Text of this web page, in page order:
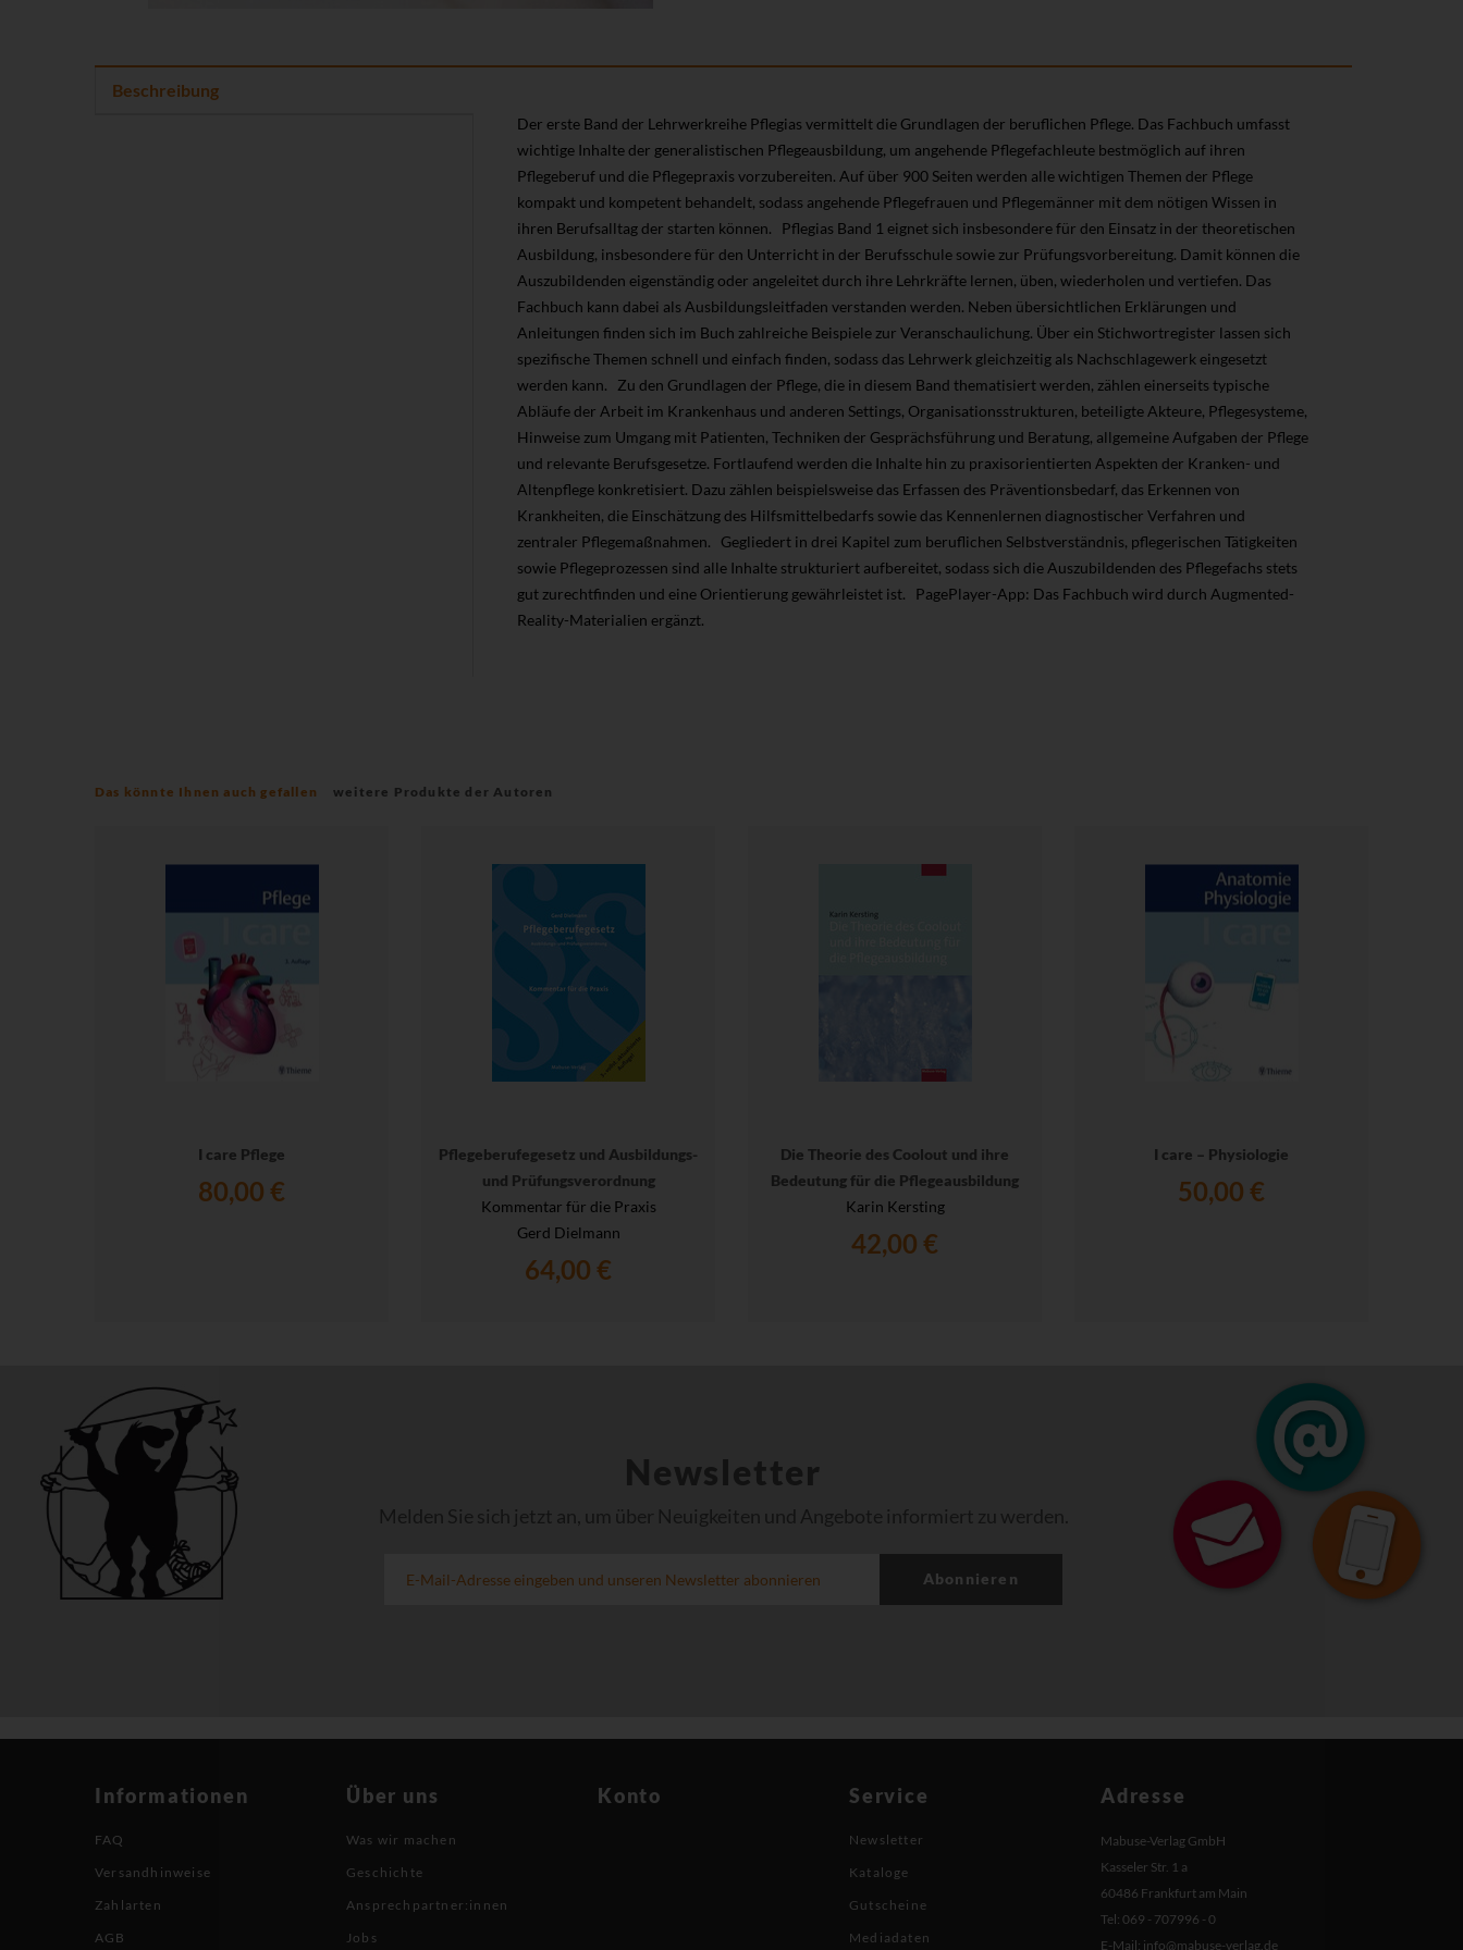
Beschreibung
Der erste Band der Lehrwerkreihe Pflegias vermittelt die Grundlagen der beruflichen Pflege. Das Fachbuch umfasst
wichtige Inhalte der generalistischen Pflegeausbildung, um angehende Pflegefachleute bestmöglich auf ihren
Pflegeberuf und die Pflegepraxis vorzubereiten. Auf über 900 Seiten werden alle wichtigen Themen der Pflege
kompakt und kompetent behandelt, sodass angehende Pflegefrauen und Pflegemänner mit dem nötigen Wissen in
ihren Berufsalltag der starten können. Pflegias Band 1 eignet sich insbesondere für den Einsatz in der theoretischen
Ausbildung, insbesondere für den Unterricht in der Berufsschule sowie zur Prüfungsvorbereitung. Damit können die
Auszubildenden eigenständig oder angeleitet durch ihre Lehrkräfte lernen, üben, wiederholen und vertiefen. Das
Fachbuch kann dabei als Ausbildungsleitfaden verstanden werden. Neben übersichtlichen Erklärungen und
Anleitungen finden sich im Buch zahlreiche Beispiele zur Veranschaulichung. Über ein Stichwortregister lassen sich
spezifische Themen schnell und einfach finden, sodass das Lehrwerk gleichzeitig als Nachschlagewerk eingesetzt
werden kann. Zu den Grundlagen der Pflege, die in diesem Band thematisiert werden, zählen einerseits typische
Abläufe der Arbeit im Krankenhaus und anderen Settings, Organisationsstrukturen, beteiligte Akteure, Pflegesysteme,
Hinweise zum Umgang mit Patienten, Techniken der Gesprächsführung und Beratung, allgemeine Aufgaben der Pflege
und relevante Berufsgesetze. Fortlaufend werden die Inhalte hin zu praxisorientierten Aspekten der Kranken- und
Altenpflege konkretisiert. Dazu zählen beispielsweise das Erfassen des Präventionsbedarf, das Erkennen von
Krankheiten, die Einschätzung des Hilfsmittelbedarfs sowie das Kennenlernen diagnostischer Verfahren und
zentraler Pflegemaßnahmen. Gegliedert in drei Kapitel zum beruflichen Selbstverständnis, pflegerischen Tätigkeiten
sowie Pflegeprozessen sind alle Inhalte strukturiert aufbereitet, sodass sich die Auszubildenden des Pflegefachs stets
gut zurechtfinden und eine Orientierung gewährleistet ist. PagePlayer-App: Das Fachbuch wird durch Augmented-
Reality-Materialien ergänzt.
Das könnte Ihnen auch gefallen weitere Produkte der Autoren
I care Pflege
80,00 €
Pflegeberufegesetz und Ausbildungs-
und Prüfungsverordnung
Kommentar für die Praxis
Gerd Dielmann
64,00 €
Die Theorie des Coolout und ihre
Bedeutung für die Pflegeausbildung
Karin Kersting
42,00 €
I care – Physiologie
50,00 €
Newsletter
Melden Sie sich jetzt an, um über Neuigkeiten und Angebote informiert zu werden.
Abonnieren
Informationen
FAQ
Versandhinweise
Zahlarten
AGB
Über uns
Was wir machen
Geschichte
Ansprechpartner:innen
Jobs
Konto Service
Newsletter
Kataloge
Gutscheine
Mediadaten
Adresse
Mabuse-Verlag GmbH
Kasseler Str. 1 a
60486 Frankfurt am Main
Tel: 069 - 707996 - 0
E-Mail: info@mabuse-verlag.de